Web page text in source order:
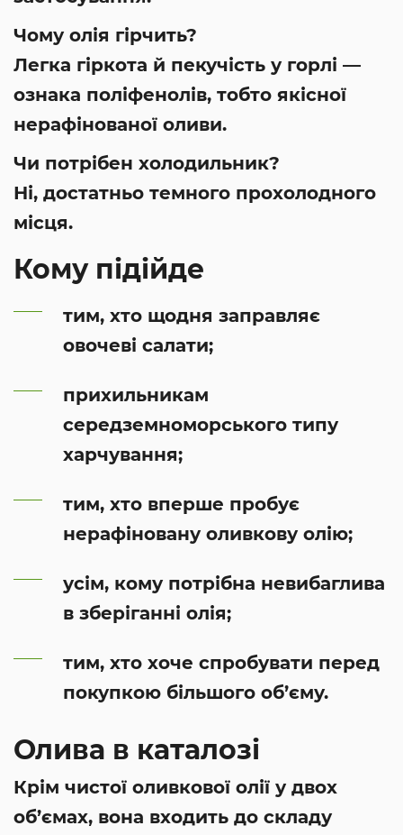
Чому олія гірчить?
Легка гіркота й пекучість у горлі —
ознака поліфенолів, тобто якісної
нерафінованої оливи.
Чи потрібен холодильник?
Ні, достатньо темного прохолодного
місця.
Кому підійде
тим, хто щодня заправляє
овочеві салати;
прихильникам
середземноморського типу
харчування;
тим, хто вперше пробує
нерафіновану оливкову олію;
усім, кому потрібна невибаглива
в зберіганні олія;
тим, хто хоче спробувати перед
покупкою більшого об’єму.
Олива в каталозі
Крім чистої оливкової олії у двох
об’ємах, вона входить до складу